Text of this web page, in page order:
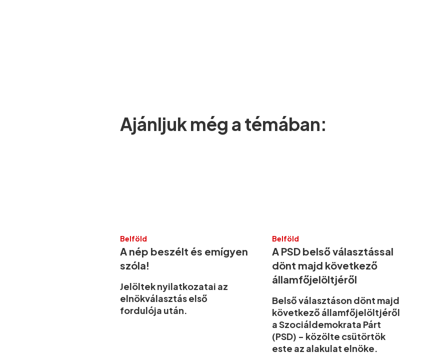
Ajánljuk még a témában:
Belföld
A nép beszélt és emígyen
szóla!
Jelöltek nyilatkozatai az
elnökválasztás első
fordulója után.
Belföld
A PSD belső választással
dönt majd következő
államfőjelöltjéről
Belső választáson dönt majd
következő államfőjelöltjéről
a Szociáldemokrata Párt
(PSD) - közölte csütörtök
este az alakulat elnöke.